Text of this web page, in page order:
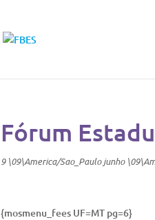
Fórum
9 \09\America/Sao_Paulo junho
{mosmenu_fees UF=MT pg=6}